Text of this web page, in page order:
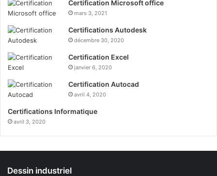
Certification Microsoft office
mars 3, 2021
Certifications Autodesk
décembre 30, 2020
Certification Excel
janvier 6, 2020
Certification Autocad
avril 4, 2020
Certifications Informatique
avril 3, 2020
Dessin industriel